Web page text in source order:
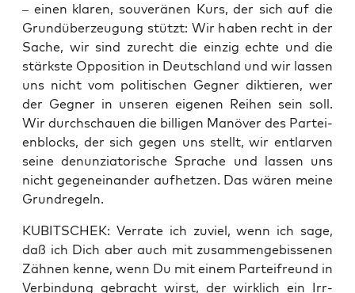
– einen kla­ren, sou­ve­rä­nen Kurs, der sich auf die
Grund­über­zeu­gung stützt: Wir haben recht in der
Sache, wir sind zurecht die ein­zig ech­te und die
stärks­te Oppo­si­ti­on in Deutsch­land und wir las­sen
uns nicht vom poli­ti­schen Geg­ner dik­tie­ren, wer
der Geg­ner in unse­ren eige­nen Rei­hen sein soll.
Wir durch­schau­en die bil­li­gen Manö­ver des Par­tei­
en­blocks, der sich gegen uns stellt, wir ent­lar­ven
sei­ne denun­zia­to­ri­sche Spra­che und las­sen uns
nicht gegen­ein­an­der auf­het­zen. Das wären mei­ne
Grundregeln.
KUBITSCHEK: Ver­ra­te ich zuviel, wenn ich sage,
daß ich Dich aber auch mit zusam­men­ge­bis­se­nen
Zäh­nen ken­ne, wenn Du mit einem Par­tei­freund in
Ver­bin­dung gebracht wirst, der wirk­lich ein Irr­